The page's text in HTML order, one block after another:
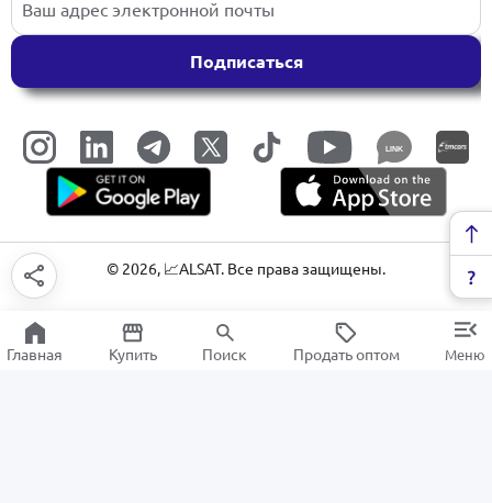
Подписаться
LINK
© 2026, 📈ALSAT. Все права защищены.
Главная Купить Поиск Продать оптом Меню